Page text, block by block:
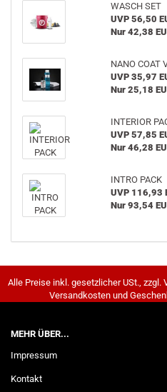
WASCH SET
UVP 56,50
Nur 42,38
NANO COAT
UVP 35,97
Nur 25,18
INTERIOR
UVP 57,85
Nur 46,28
INTRO PACK
UVP 116,93
Nur 93,54
Alle Preise inkl. gesetzlicher USt.,
Versandkosten und
MEHR ÜBER...
Impressum
Kontakt